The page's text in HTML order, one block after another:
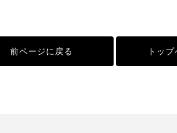
前ページに戻る トッ